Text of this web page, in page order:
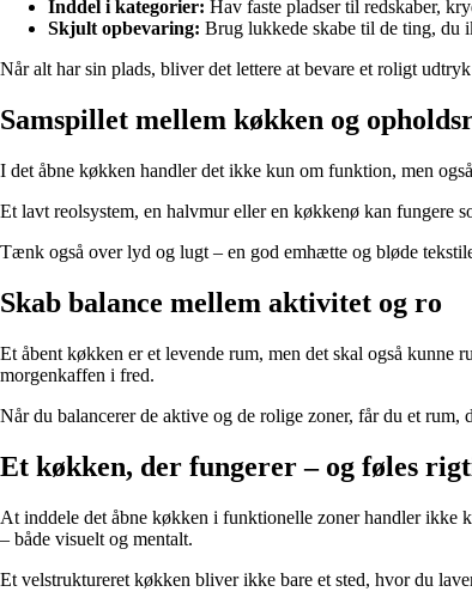
Inddel i kategorier: Hav faste pladser til redskaber,
Skjult opbevaring: Brug lukkede skabe til de ting, du
Når alt har sin plads, bliver det lettere at bevare et roligt
Samspillet mellem køkken og
I det åbne køkken handler det ikke kun om funktion, men
Et lavt reolsystem, en halvmur eller en køkkenø kan fungere
Tænk også over lyd og lugt – en god emhætte og bløde
Skab balance mellem aktivitet og ro
Et åbent køkken er et levende rum, men det skal også
morgenkaffen i fred.
Når du balancerer de aktive og de rolige zoner, får du et
Et køkken, der fungerer – og føles
At inddele det åbne køkken i funktionelle zoner handler ikke
– både visuelt og mentalt.
Et velstruktureret køkken bliver ikke bare et sted, hvor du